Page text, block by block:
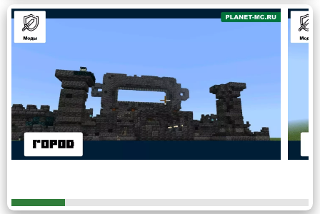
Каждая структура имеет собственное назначение. Одни
помогают пополнить запасы во время путешествия,
другие позволяют найти интересные предметы или
Для расширения приключений также подойдут
Миры на Майнкрафт ПЕ, которые добавляют новые
территории для исследования.
Постройка Особенность